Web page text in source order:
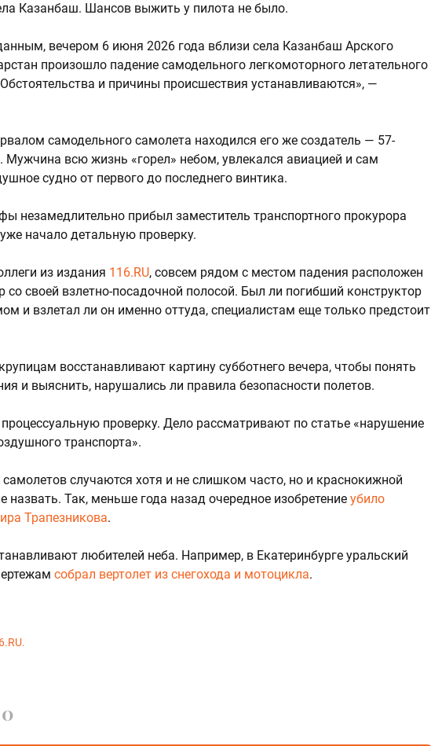
Казанбаш. Шансов выжить у пилота не было.
вечером 6 июня 2026 года вблизи села Казанбаш Арского
произошло падение самодельного легкомоторного летательного
и причины происшествия устанавливаются», —
самодельного самолета находился его же создатель — 57-
Мужчина всю жизнь «горел» небом, увлекался авиацией и сам
судно от первого до последнего винтика.
незамедлительно прибыл заместитель транспортного прокурора
начало детальную проверку.
из издания 116.RU, совсем рядом с местом падения расположен
своей взлетно-посадочной полосой. Был ли погибший конструктор
и взлетал ли он именно оттуда, специалистам еще только предстоит
восстанавливают картину субботнего вечера, чтобы понять
и выяснить, нарушались ли правила безопасности полетов.
проверку. Дело рассматривают по статье «нарушение
транспорта».
случаются хотя и не слишком часто, но и краснокижной
назвать. Так, меньше года назад очередное изобретение убило
Трапезникова.
любителей неба. Например, в Екатеринбурге уральский
собрал вертолет из снегохода и мотоцикла.
.
0